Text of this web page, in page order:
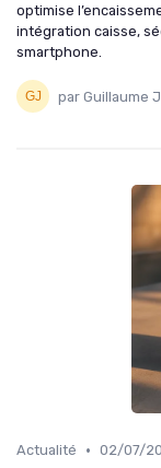
optimise
intégration caisse,
smartphone.
par Guillaume
Actualité • 02/07/